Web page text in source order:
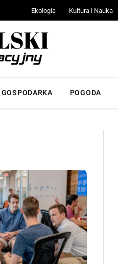
Ekologia Kultura i Nauka
GOSPODARKA POGODA